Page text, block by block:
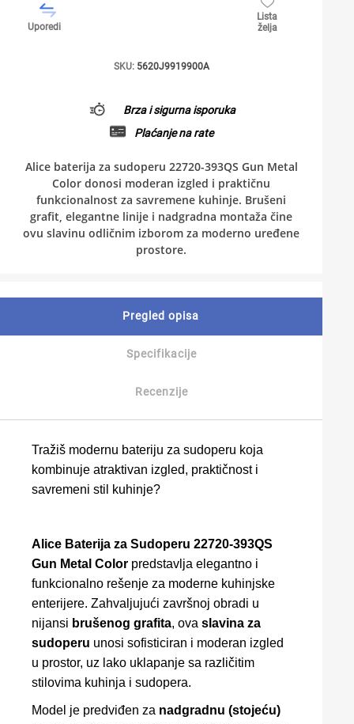
Uporedi
Lista
želja
SKU: 5620J9919900A
Brza i sigurna isporuka
Plaćanje na rate
Alice baterija za sudoperu 22720-393QS Gun Metal
Color donosi moderan izgled i praktičnu
funkcionalnost za savremene kuhinje. Brušeni
grafit, elegantne linije i nadgradna montaža čine
ovu slavinu odličnim izborom za moderno uređene
prostore.
Pregled opisa
Specifikacije
Recenzije
Tražiš modernu bateriju za sudoperu koja
kombinuje atraktivan izgled, praktičnost i
savremeni stil kuhinje?
Alice Baterija za Sudoperu 22720-393QS
Gun Metal Color predstavlja elegantno i
funkcionalno rešenje za moderne kuhinjske
enterijere. Zahvaljujući završnoj obradi u
nijansi brušenog grafita, ova slavina za
sudoperu unosi sofisticiran i moderan izgled
u prostor, uz lako uklapanje sa različitim
stilovima kuhinja i sudopera.
Model je predviđen za nadgradnu (stojeću)